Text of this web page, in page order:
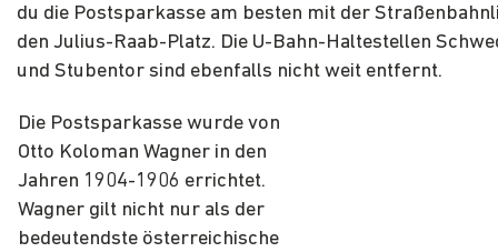
du die Postsparkasse am besten mit der
den Julius-Raab-Platz. Die U-Bahn-Haltestellen
und Stubentor sind ebenfalls nicht weit entfernt.
Die Postsparkasse wurde von
Otto Koloman Wagner in den
Jahren 1904-1906 errichtet.
Wagner gilt nicht nur als der
bedeutendste österreichische